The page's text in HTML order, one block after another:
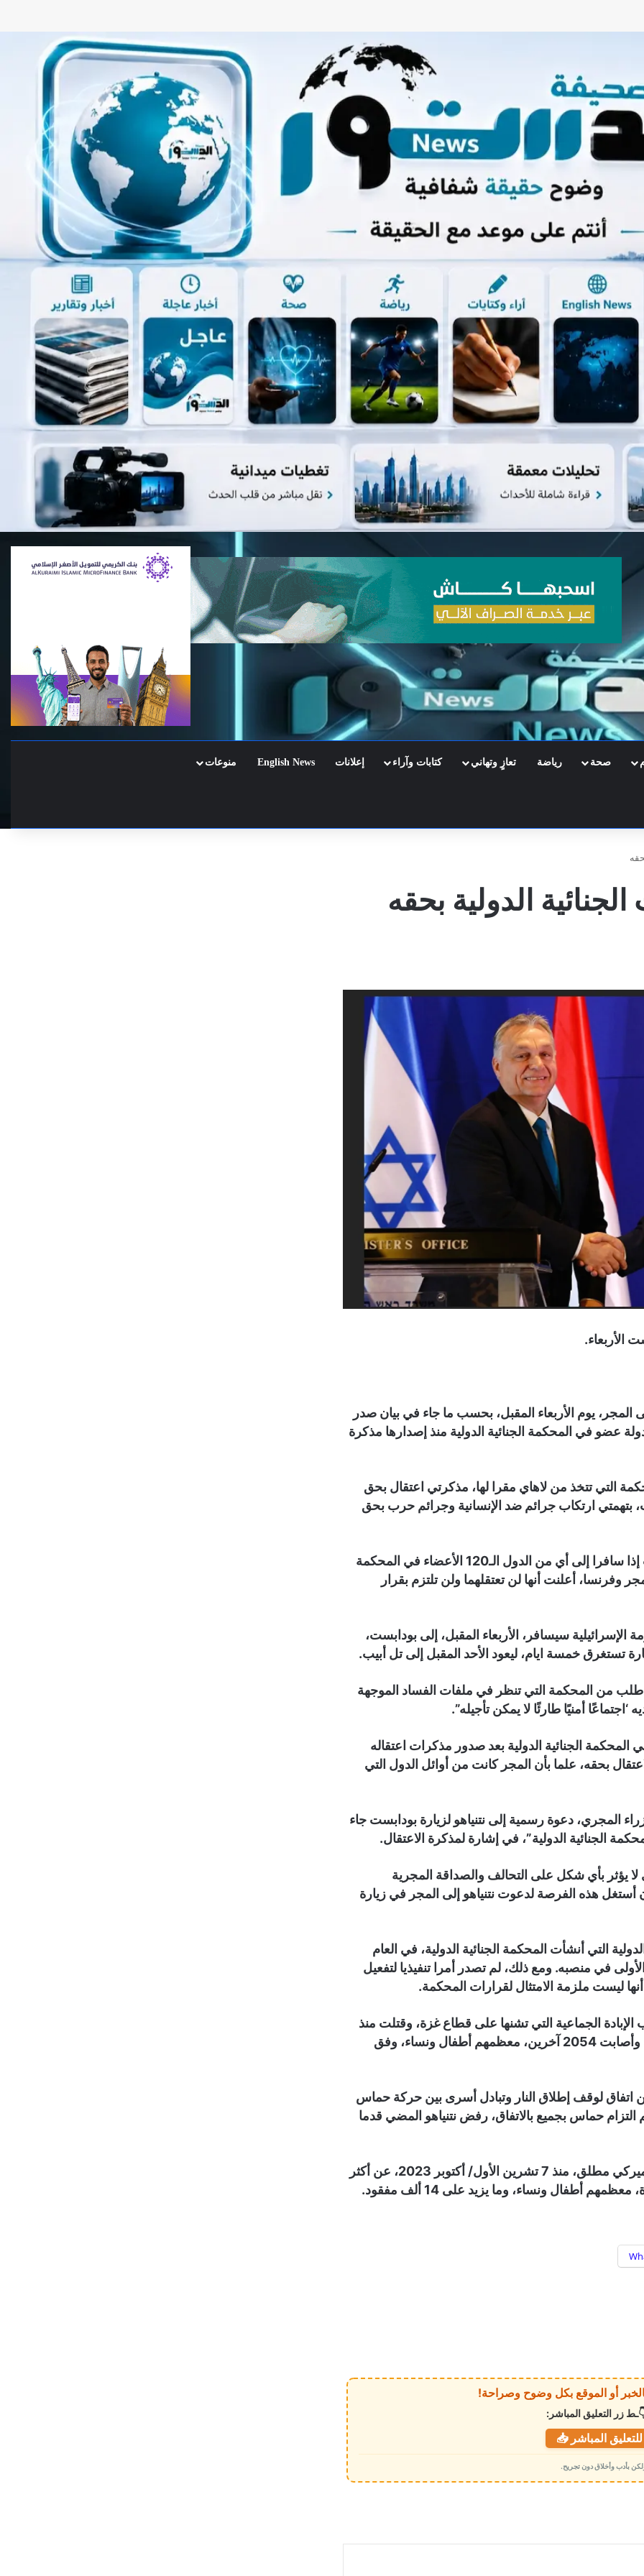
صحة رياضة تعازٍ وتهاني كتابات وآراء إعلانات English News منوعات
الدولية بحقه
الأربعاء.
المجر، يوم الأربعاء المقبل، بحسب ما جاء في بيان صدر
عضو في المحكمة الجنائية الدولية منذ إصدارها مذكرة
نوفمبر 2024، أصدرت المحكمة التي تتخذ من لاهاي مقرا لها، مذكرتي اعتقال بحق
بتهمتي ارتكاب جرائم ضد الإنسانية وجرائم حرب بحق
وتعني هذه المذكرة أنه يمكن اعتقال نتنياهو وغالانت إذا سافرا إلى أي من الدول الـ120 الأعضاء في المحكمة
وفرنسا، أعلنت أنها لن تعتقلهما ولن تلتزم بقرار
الإسرائيلية سيسافر، الأربعاء المقبل، إلى بودابست،
تستغرق خمسة ايام، ليعود الأحد المقبل إلى تل أبيب.
طلب من المحكمة التي تنظر في ملفات الفساد الموجهة
‘اجتماعًا أمنيًا طارئًا لا يمكن تأجيله”.
الجنائية الدولية بعد صدور مذكرات اعتقاله
بحقه، علما بأن المجر كانت من أوائل الدول التي
المجري، دعوة رسمية إلى نتنياهو لزيارة بودابست جاء
الجنائية الدولية”، في إشارة لمذكرة الاعتقال.
يؤثر بأي شكل على التحالف والصداقة المجرية
أستغل هذه الفرصة لدعوت نتنياهو إلى المجر في زيارة
التي أنشأت المحكمة الجنائية الدولية، في العام
الأولى في منصبه. ومع ذلك، لم تصدر أمرا تنفيذيا لتفعيل
أنها ليست ملزمة الامتثال لقرارات المحكمة.
الإبادة الجماعية التي تشنها على قطاع غزة، وقتلت منذ
ذلك الحين حتى صباح أمس، السبت، 921 فلسطينيا وأصابت 2054 آخرين، معظمهم أطفال ونساء، وفق
اتفاق لوقف إطلاق النار وتبادل أسرى بين حركة حماس
يناير، ورغم التزام حماس بجميع بالاتفاق، رفض نتنياهو المضي قدما
وأسفرت حرب الإبادة الإسرائيلية التي تشن بدعم أميركي مطلق، منذ 7 تشرين الأول/ أكتوبر 2023، عن أكثر
زر التعليق المباشر:
المباشر 📥
بأدب وأخلاق دون تجريح.
مأرب تشهد تصعيدًا ميدانيًا أسفر عن سقوط